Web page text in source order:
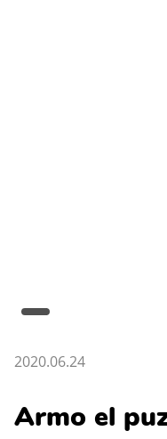
2020.06.24
Armo el